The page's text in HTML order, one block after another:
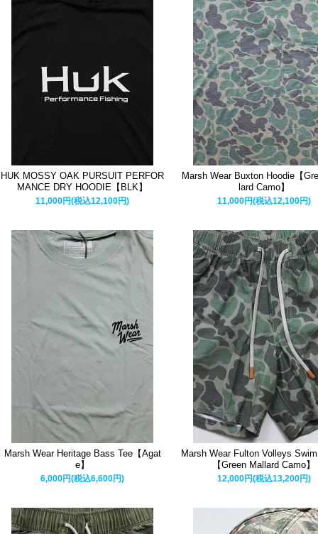
HUK MOSSY OAK PURSUIT PERFOR
MANCE DRY HOODIE【BLK】
11,000円(税込12,100円)
Marsh Wear Buxton Hoodie【
lard Camo】
11,000円(税込12,100円)
Marsh Wear Heritage Bass Tee【Agat
e】
6,000円(税込6,600円)
Marsh Wear Fulton Volleys
【Green Mallard Camo】
12,000円(税込13,200円)